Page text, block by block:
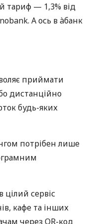
тариф — 1,3% від
А ось в àбанк
приймати
дистанційно
будь-яких
потрібен лише
сервіс
кафе та інших
через QR-код